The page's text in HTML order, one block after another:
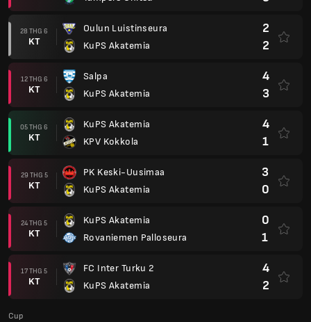
28 THG 6
KT
Oulun Luistinseura
KuPS Akatemia
2
2
12 THG 6
KT
Salpa
KuPS Akatemia
4
3
05 THG 6
KT
KuPS Akatemia
KPV Kokkola
4
1
29 THG 5
KT
PK Keski-Uusimaa
KuPS Akatemia
3
0
24 THG 5
KT
KuPS Akatemia
Rovaniemen Palloseura
0
1
17 THG 5
KT
FC Inter Turku 2
KuPS Akatemia
4
2
Cup